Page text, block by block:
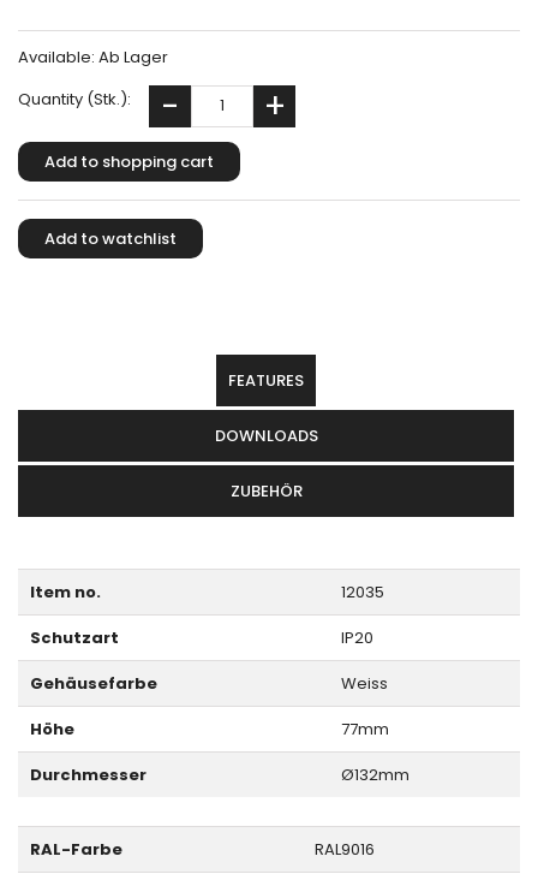
Available: Ab Lager
Quantity (Stk.):
FEATURES
DOWNLOADS
ZUBEHÖR
Item no.
12035
Schutzart
IP20
Gehäusefarbe
Weiss
Höhe
77mm
Durchmesser
Ø132mm
RAL-Farbe
RAL9016